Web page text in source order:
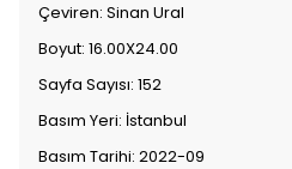
Çeviren: Sinan Ural
Boyut: 16.00X24.00
Sayfa Sayısı: 152
Basım Yeri: İstanbul
Basım Tarihi: 2022-09